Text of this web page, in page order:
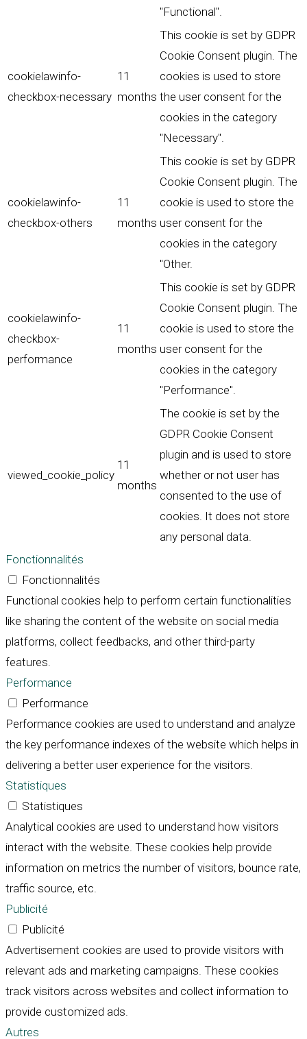
"Functional".
cookielawinfo-
checkbox-necessary
11
months
This cookie is set by GDPR
Cookie Consent plugin. The
cookies is used to store
the user consent for the
cookies in the category
"Necessary".
cookielawinfo-
checkbox-others
11
months
This cookie is set by GDPR
Cookie Consent plugin. The
cookie is used to store the
user consent for the
cookies in the category
"Other.
cookielawinfo-
checkbox-
performance
11
months
This cookie is set by GDPR
Cookie Consent plugin. The
cookie is used to store the
user consent for the
cookies in the category
"Performance".
viewed_cookie_policy
11
months
The cookie is set by the
GDPR Cookie Consent
plugin and is used to store
whether or not user has
consented to the use of
cookies. It does not store
any personal data.
Fonctionnalités
Fonctionnalités
Functional cookies help to perform certain functionalities
like sharing the content of the website on social media
platforms, collect feedbacks, and other third-party
features.
Performance
Performance
Performance cookies are used to understand and analyze
the key performance indexes of the website which helps in
delivering a better user experience for the visitors.
Statistiques
Statistiques
Analytical cookies are used to understand how visitors
interact with the website. These cookies help provide
information on metrics the number of visitors, bounce rate,
traffic source, etc.
Publicité
Publicité
Advertisement cookies are used to provide visitors with
relevant ads and marketing campaigns. These cookies
track visitors across websites and collect information to
provide customized ads.
Autres